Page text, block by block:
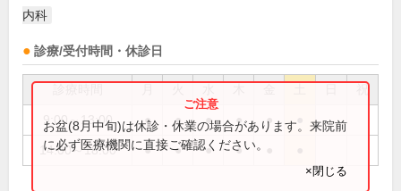
内科
診療/受付時間・休診日
祝
9:00～13:00 ● ● ● ● ●
14:00～18:00 ● ● ● ●
お盆(8月中旬)は休診・休業の場合があります。来院前
に必ず医療機関に直接ご確認ください。
×閉じる